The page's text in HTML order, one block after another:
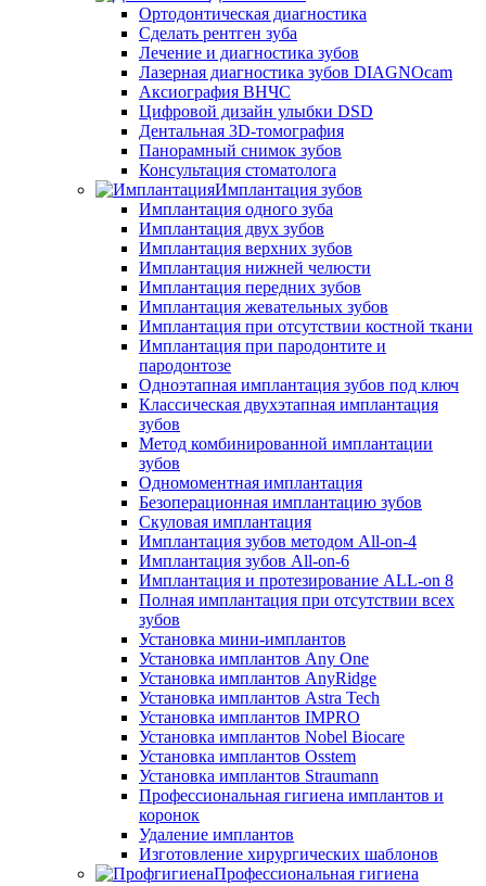
Ортодонтическая диагностика
Сделать рентген зуба
Лечение и диагностика зубов
Лазерная диагностика зубов DIAGNOcam
Аксиография ВНЧС
Цифровой дизайн улыбки DSD
Дентальная 3D-томография
Панорамный снимок зубов
Консультация стоматолога
Имплантация зубов
Имплантация одного зуба
Имплантация двух зубов
Имплантация верхних зубов
Имплантация нижней челюсти
Имплантация передних зубов
Имплантация жевательных зубов
Имплантация при отсутствии костной ткани
Имплантация при пародонтите и
пародонтозе
Одноэтапная имплантация зубов под ключ
Классическая двухэтапная имплантация
зубов
Метод комбинированной имплантации
зубов
Одномоментная имплантация
Безоперационная имплантацию зубов
Скуловая имплантация
Имплантация зубов методом All-on-4
Имплантация зубов All-on-6
Имплантация и протезирование ALL-on 8
Полная имплантация при отсутствии всех
зубов
Установка мини-имплантов
Установка имплантов Any One
Установка имплантов AnyRidge
Установка имплантов Astra Tech
Установка имплантов IMPRO
Установка имплантов Nobel Biocare
Установка имплантов Osstem
Установка имплантов Straumann
Профессиональная гигиена имплантов и
коронок
Удаление имплантов
Изготовление хирургических шаблонов
Профессиональная гигиена